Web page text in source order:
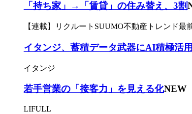
「持ち家」→「賃貸」の住み替え、3割
【連載】リクルートSUUMO不動産トレンド最
イタンジ、蓄積データ武器にAI積極活用
イタンジ
若手営業の「接客力」を見える化NEW
LIFULL